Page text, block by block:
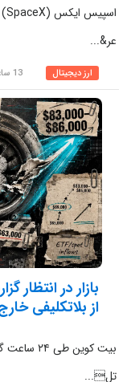
عر&...
ارز دیجیتال 13 ساعت پیش
بازار در انتظار
از بلاتکلیفی
تل...